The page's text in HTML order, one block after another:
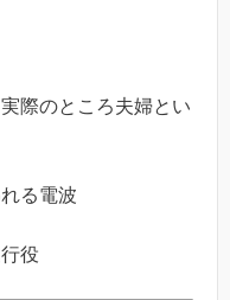
際のところ夫婦とい
る電波
役